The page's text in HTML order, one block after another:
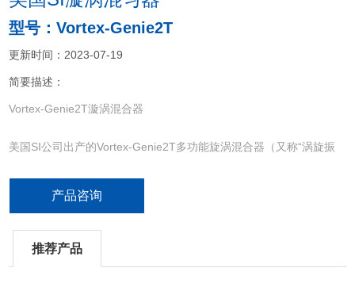
型号：Vortex-Genie2T
更新时间：2023-07-19
简要描述：
Vortex-Genie2T漩涡混合器
美国SI公司出产的Vortex-Genie2T多功能旋涡混合器（又称“涡旋振
烧杯、酶标板等多种容器的自动混均，同时具备旋涡混合及摇动混合
达到的实验结果。
产品咨询
推荐产品